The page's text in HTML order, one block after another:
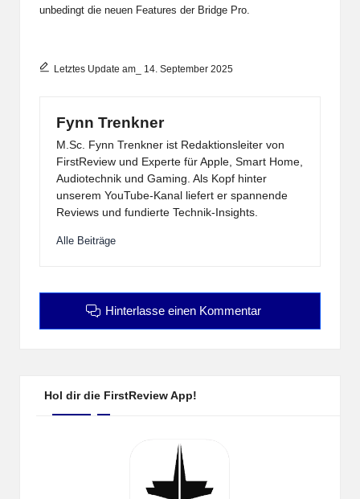
unbedingt die neuen Features der Bridge Pro.
Letztes Update am_ 14. September 2025
Fynn Trenkner
M.Sc. Fynn Trenkner ist Redaktionsleiter von
FirstReview und Experte für Apple, Smart Home,
Audiotechnik und Gaming. Als Kopf hinter
unserem YouTube-Kanal liefert er spannende
Reviews und fundierte Technik-Insights.
Alle Beiträge
Hinterlasse einen Kommentar
Hol dir die FirstReview App!